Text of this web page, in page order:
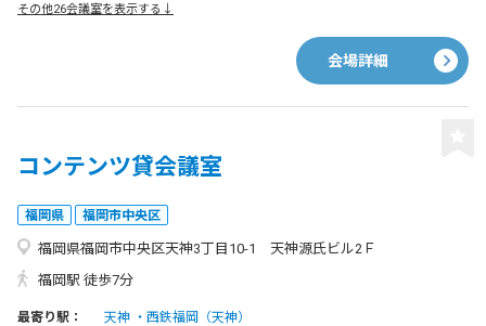
その他26会議室を表示する↓
会場詳細
コンテンツ貸会議室
福岡県 福岡市中央区
福岡県福岡市中央区天神3丁目10-1 天神源氏ビル2Ｆ
福岡駅 徒歩7分
最寄り駅： 天神 西鉄福岡（天神）